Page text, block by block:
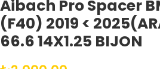
Aibach Pro Spacer
(F40) 2019 <
66.6 14X1.25 BIJON